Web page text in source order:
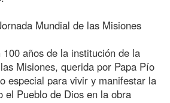
Mundial de las Misiones
años de la institución de la
Misiones, querida por Papa Pío
especial para vivir y manifestar la
el Pueblo de Dios en la obra